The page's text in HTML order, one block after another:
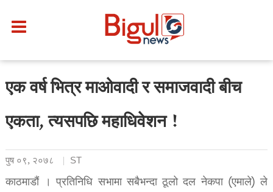
एक वर्ष भित्र माओवादी र समाजवादी बीच
एकता, त्यसपछि महाधिवेशन !
पुष ०९, २०७८ ST
काठमाडौं । प्रतिनिधि सभामा सबैभन्दा ठूलो दल नेकपा (एमाले) ले